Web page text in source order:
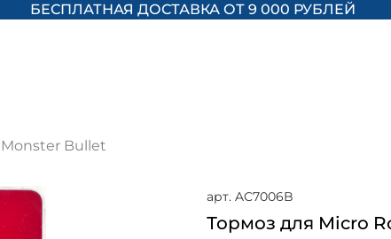
БЕСПЛАТНАЯ ДОСТАВКА ОТ 9 000 РУБЛЕЙ
Monster Bullet
арт. AC7006B
Тормоз для Micro